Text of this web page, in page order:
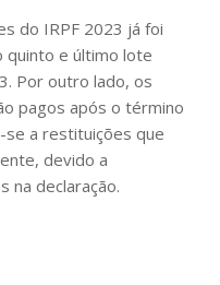
do IRPF 2023 já foi
quinto e último lote
Por outro lado, os
pagos após o término
a restituições que
devido a
na declaração.